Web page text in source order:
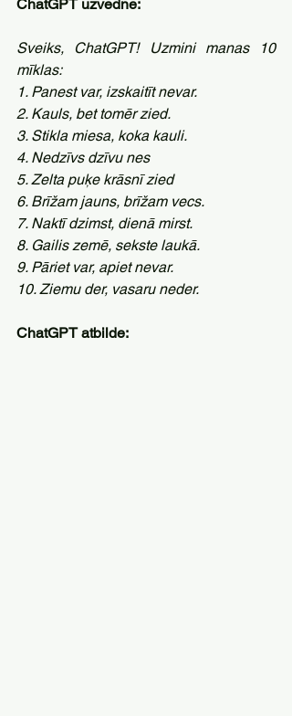
ChatGPT uzvedne:
Sveiks, ChatGPT! Uzmini manas 10
mīklas:
1. Panest var, izskaitīt nevar.
2. Kauls, bet tomēr zied.
3. Stikla miesa, koka kauli.
4. Nedzīvs dzīvu nes
5. Zelta puķe krāsnī zied
6. Brīžam jauns, brīžam vecs.
7. Naktī dzimst, dienā mirst.
8. Gailis zemē, sekste laukā.
9. Pāriet var, apiet nevar.
10. Ziemu der, vasaru neder.
ChatGPT atbilde: